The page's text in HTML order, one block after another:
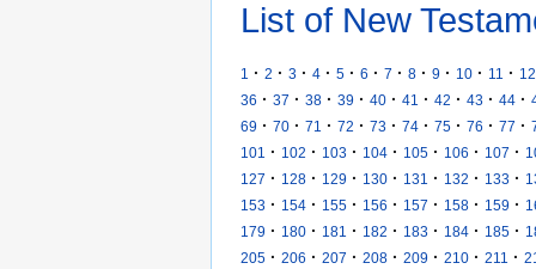
List of New
1 · 2 · 3 · 4 · 5 · 6 · 7 · 8 · 9 · 10 · 11 · 12
36 · 37 · 38 · 39 · 40 · 41 · 42 · 43 · 44 ·
69 · 70 · 71 · 72 · 73 · 74 · 75 · 76 · 77 ·
101
· 102 · 103 · 104 · 105 · 106 · 107 ·
127 · 128 · 129 · 130 · 131 · 132 · 133 ·
153 · 154 · 155 · 156 · 157 · 158 · 159 ·
179 · 180 · 181 · 182 · 183 · 184 · 185 ·
205 · 206 · 207 · 208 · 209 · 210 · 211 ·